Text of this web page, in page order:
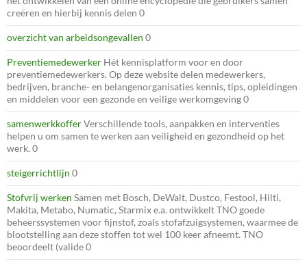
creëren en hierbij kennis delen 0
overzicht van arbeidsongevallen 0
Preventiemedewerker Hét kennisplatform voor en door
preventiemedewerkers. Op deze website delen medewerkers,
bedrijven, branche- en belangenorganisaties kennis, tips, opleidingen
en middelen voor een gezonde en veilige werkomgeving 0
samenwerkkofferVerschillende tools, aanpakken en interventies
helpen u om samen te werken aan veiligheid en gezondheid op het
werk. 0
steigerrichtlijn 0
Stofvrij werken Samen met Bosch, DeWalt, Dustco, Festool, Hilti,
Makita, Metabo, Numatic, Starmix e.a. ontwikkelt TNO goede
beheerssystemen voor fijnstof, zoals stofafzuigsystemen, waarmee de
blootstelling aan deze stoffen tot wel 100 keer afneemt. TNO
beoordeelt (valide 0